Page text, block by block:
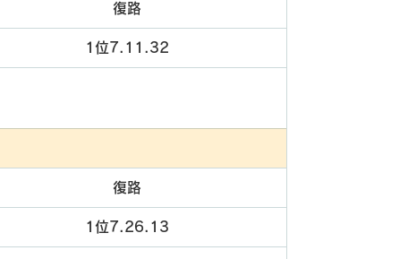
復路
1位7.11.32
復路
1位7.26.13